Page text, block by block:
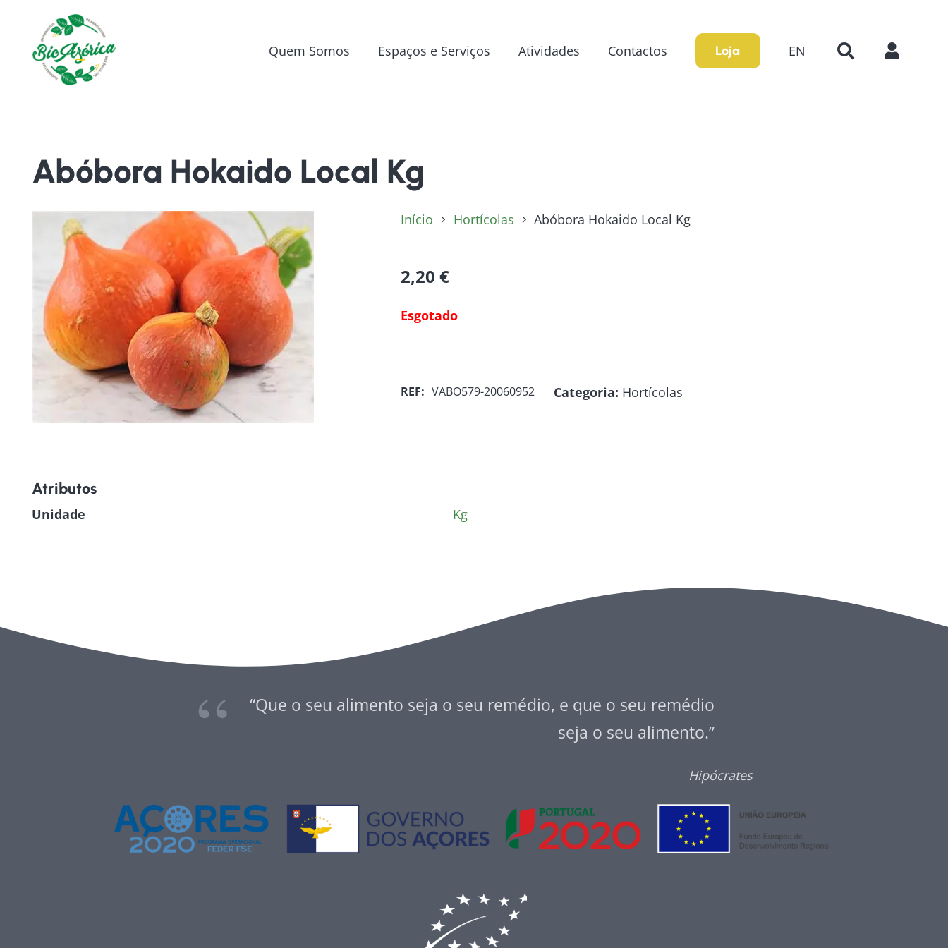
Quem Somos Espaços e Serviços Atividades Contactos Loja EN
Abóbora Hokaido Local Kg
Início Hortícolas Abóbora Hokaido Local Kg
2,20€
Esgotado
REF: VABO579-20060952 Categoria: Hortícolas
Atributos
Unidade Kg
“Que o seu alimento seja o seu remédio, e que o seu remédio
seja o seu alimento.”
Hipócrates